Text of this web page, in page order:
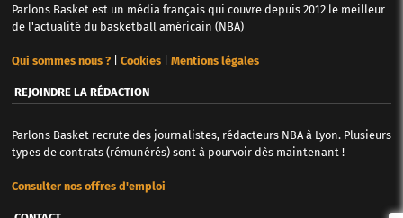
Parlons Basket est un média français qui couvre depuis 2012 le meilleur
de l'actualité du basketball américain (NBA)
Qui sommes nous ?| Cookies| Mentions légales
REJOINDRE LA RÉDACTION
Parlons Basket recrute des journalistes, rédacteurs NBA à Lyon. Plusieurs
types de contrats (rémunérés) sont à pourvoir dès maintenant !
Consulter nos offres d'emploi